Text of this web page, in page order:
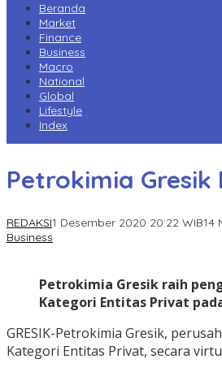
Beranda
Market
Finance
Business
Macro
National
Global
Lifestyle
Index
Petrokimia Gresik
REDAKSI1 Desember 2020 20:22 WIB14
Business
Petrokimia Gresik raih
Kategori Entitas Privat
GRESIK-Petrokimia Gresik,
Kategori Entitas Privat, secara